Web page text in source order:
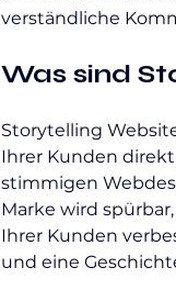
verständliche
Was sind
Storytelling
Ihrer Kunden direkt
stimmigen
Marke wird
Ihrer Kunden
und eine